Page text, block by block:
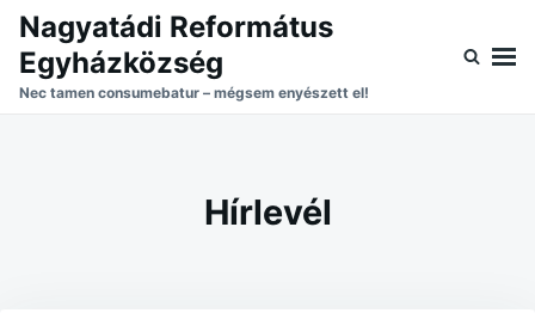
Skip
content
Search
for:
Nagyatádi Református
Egyházközség
Nec tamen consumebatur – mégsem enyészett el!
Hírlevél